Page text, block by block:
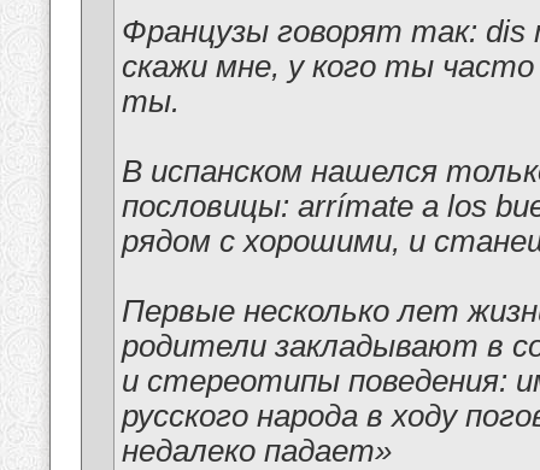
Французы говорят так: dis
скажи мне, у кого ты
ты.
В испанском нашелся
пословицы: arrímate a los
рядом с хорошими, и
Первые несколько лет
родители закладывают в
и стереотипы поведения:
русского народа в ходу
недалеко падает»